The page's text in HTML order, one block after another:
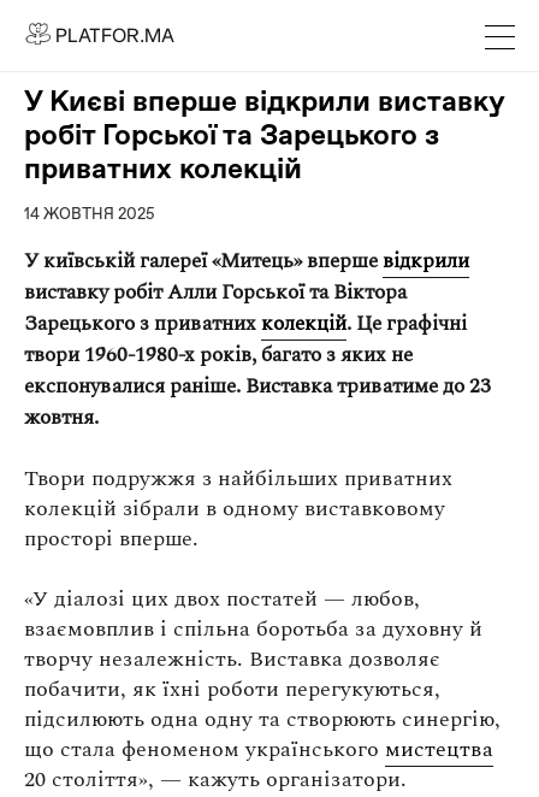
PLATFOR.MA
PLATFOR.MA
Контакти
МЕДІА
Спецпроєкти
АГЕНЦІЯ
Про агенцію
Кейси
МАГАЗИН
Каталог
Оплата та доставка
Повернення та обмін
Публічна оферта
Про магазин
КРЕЗЮМЕ
Про сервіс
У Києві вперше відкрили виставку
робіт Горської та Зарецького з
приватних колекцій
14 ЖОВТНЯ 2025
У київській галереї «Митець» впершевідкрили
виставку робіт Алли Горської та Віктора
Зарецького з приватнихколекцій. Це графічні
твори 1960-1980-х років, багато з яких не
експонувалися раніше. Виставка триватиме до 23
жовтня.
Твори подружжя з найбільших приватних
колекцій зібрали в одному виставковому
просторі вперше.
«У діалозі цих двох постатей — любов,
взаємовплив і спільна боротьба за духовну й
творчу незалежність. Виставка дозволяє
побачити, як їхні роботи перегукуються,
підсилюють одна одну та створюють синергію,
що стала феноменом українського мистецтва
20 століття», — кажуть організатори.